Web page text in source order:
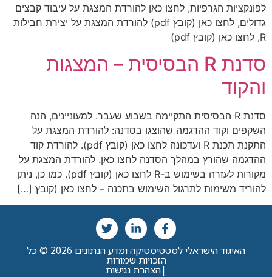
לפונקציות הגרפיות, לחצו כאן להורדת המצגת על עיבוד קבצים
גדולים, לחצו כאן (קובץ pdf) להורדת המצגת על יצירת חבילות
R, לחצו כאן (קובץ pdf)
סדנת R הבסיסית – המצגות
והקוד
סדנת R הבסיסית התקיימה בשבוע שעבר. למעוניינים, הנה
השקפים וקוד ההדגמה שהוצגו בסדנה: להורדת המצגת על
התקנת תכנת R ועדכונה לחצו כאן (קובץ pdf). להורדת קוד
ההדגמה שהורץ במהלך הסדנה לחצו כאן. להורדת המצגת על
מקורות לעזרה בשימוש ב-R לחצו כאן (קובץ pdf). כמו כן, ניתן
להוריד משימות לתרגול השימוש בתכנה – לחצו כאן (קובץ […]
האיגוד הישראלי לסטטיסטיקה ומדע הנתונים 2026 © כל
הזכויות שמורות
|הצהרת נגישות